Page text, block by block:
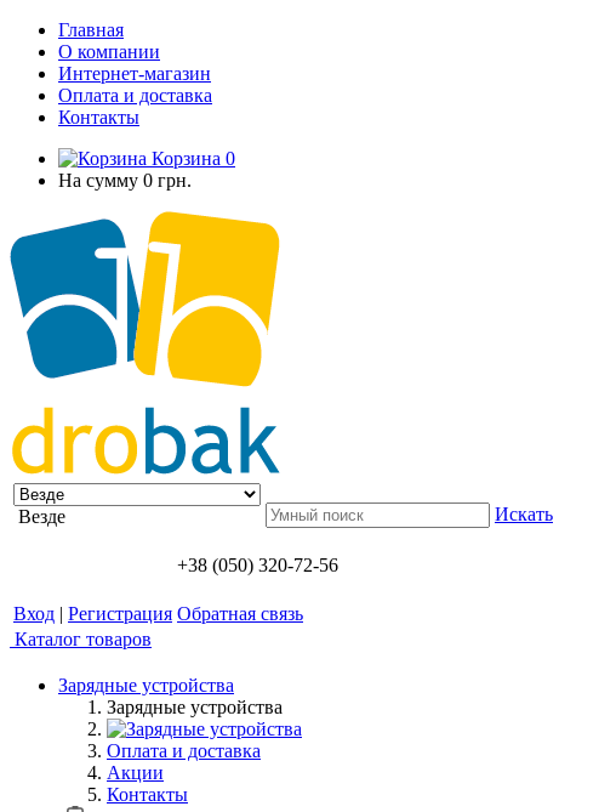
Главная
О компании
Интернет-магазин
Оплата и доставка
Контакты
Корзина 0
На сумму 0 грн.
Везде Искать
+38 (050) 320-72-56
Вход | Регистрация Обратная связь
Каталог товаров
Зарядные устройства
Зарядные устройства
Оплата и доставка
Акции
Контакты